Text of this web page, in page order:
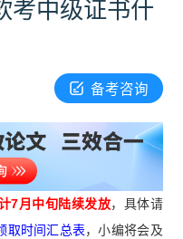
考中级证书什
备考咨询
7月中旬陆续发放，具体请
取时间汇总表，小编将会及